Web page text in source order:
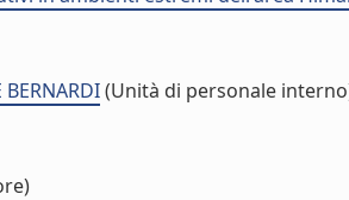
BERNARDI(Unità di personale